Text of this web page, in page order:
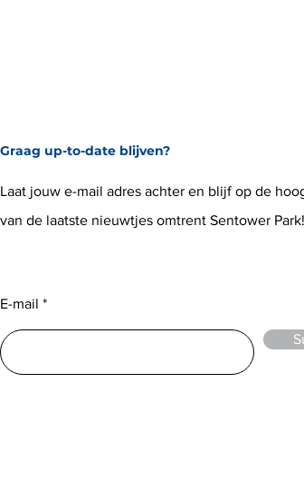
Graag up-to-date blijven?
Laat jouw e-mail adres achter en blijf op de
van de laatste nieuwtjes omtrent Sentower Park!
E-mail